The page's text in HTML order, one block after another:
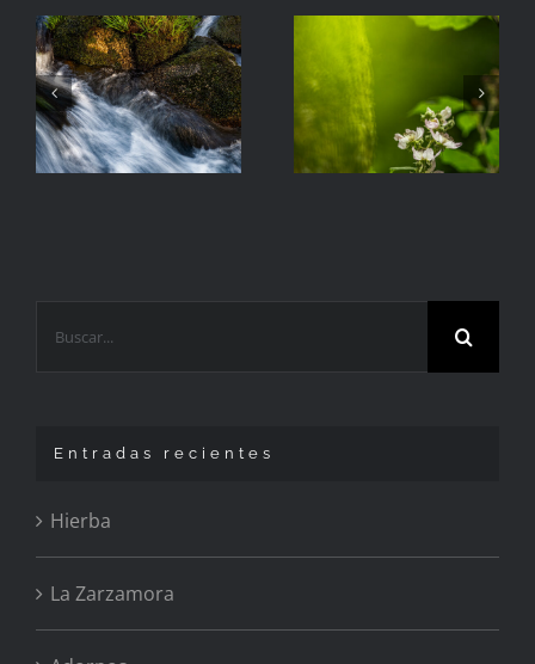
Hierba
Zarzamora
Entradas recientes
Hierba
La Zarzamora